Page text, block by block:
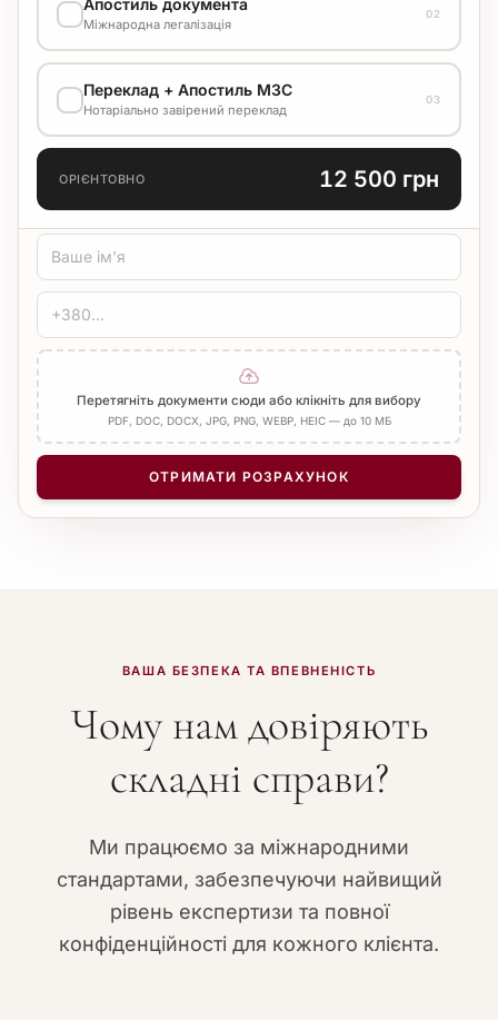
Апостиль документа
Міжнародна легалізація
02
ВАРІАНТ ВИКОНАННЯ
Стандарт 7 500 грн
Переклад + Апостиль МЗС
Нотаріально завірений переклад
03
ТИП ПЕРЕКЛАДУ
ЗАСВІДЧЕННЯ
Печатка бюро Нотаріус
Додати Апостиль
КІЛЬКІСТЬ СТОРІНОК
ОРІЄНТОВНО 12 500 грн
Перетягніть документи сюди або клікніть для вибору
PDF, DOC, DOCX, JPG, PNG, WEBP, HEIC — до 10 МБ
ОТРИМАТИ РОЗРАХУНОК
ВАША БЕЗПЕКА ТА ВПЕВНЕНІСТЬ
Чому нам довіряють
складні справи?
Ми працюємо за міжнародними
стандартами, забезпечуючи найвищий
рівень експертизи та повної
конфіденційності для кожного клієнта.